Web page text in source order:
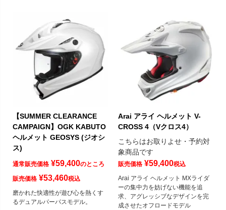
【SUMMER CLEARANCE
CAMPAIGN】OGK KABUTO
ヘルメット GEOSYS (ジオシ
ス)
通常販売価格 ¥59,400のところ
販売価格 ¥53,460税込
磨かれた快適性が遊び心を熱くす
るデュアルパーパスモデル。
Arai アライ ヘルメット V-
CROSS 4（Vクロス4）
こちらはお取りよせ・予約対
象商品です
販売価格 ¥59,400税込
Arai アライ ヘルメット MXライダ
ーの集中力を妨げない機能を追
求、アグレッシブなデザインを完
成させたオフロードモデル